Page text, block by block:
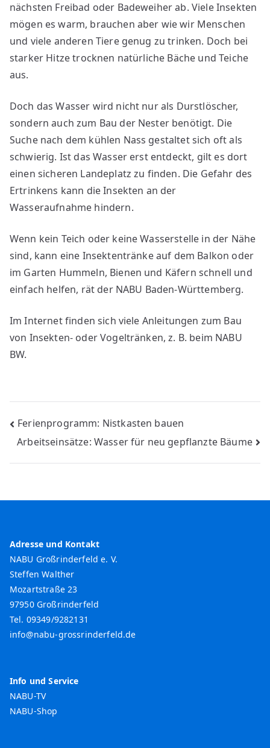
nächsten Freibad oder Badeweiher ab. Viele Insekten
mögen es warm, brauchen aber wie wir Menschen
und viele anderen Tiere genug zu trinken. Doch bei
starker Hitze trocknen natürliche Bäche und Teiche
aus.
Doch das Wasser wird nicht nur als Durstlöscher,
sondern auch zum Bau der Nester benötigt. Die
Suche nach dem kühlen Nass gestaltet sich oft als
schwierig. Ist das Wasser erst entdeckt, gilt es dort
einen sicheren Landeplatz zu finden. Die Gefahr des
Ertrinkens kann die Insekten an der
Wasseraufnahme hindern.
Wenn kein Teich oder keine Wasserstelle in der Nähe
sind, kann eine Insektentränke auf dem Balkon oder
im Garten Hummeln, Bienen und Käfern schnell und
einfach helfen, rät der NABU Baden-Württemberg.
Im Internet finden sich viele Anleitungen zum Bau
von Insekten- oder Vogeltränken, z. B. beim NABU
BW.
Beitragsnavigation
Ferienprogramm: Nistkasten bauen
Arbeitseinsätze: Wasser für neu gepflanzte Bäume
Adresse und Kontakt
NABU Großrinderfeld e. V.
Steffen Walther
Mozartstraße 23
97950 Großrinderfeld
Tel. 09349/9282131
info@nabu-grossrinderfeld.de
Info und Service
NABU-TV
NABU-Shop